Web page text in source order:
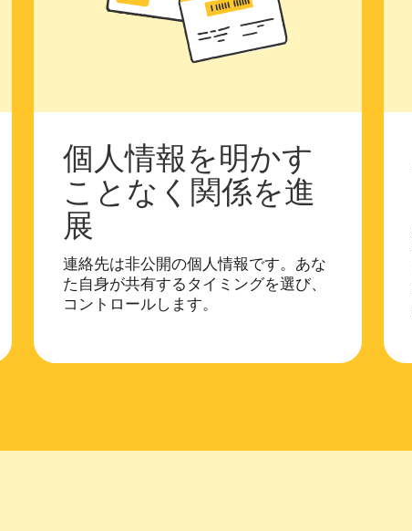
個人情報を明かす
ことなく関係を進
展
連絡先は非公開の個人情報です。あな
た自身が共有するタイミングを選び、
コントロールします。